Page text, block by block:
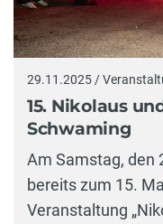
29.11.2025 /
15. Nikolaus
Schwaming
Am Samstag, den
bereits zum 15.
Veranstaltung